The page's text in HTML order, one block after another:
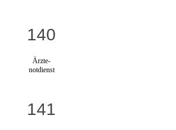
140
Ärzte-
notdienst
141